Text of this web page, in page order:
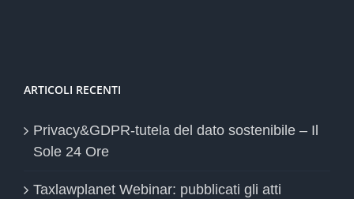
ARTICOLI RECENTI
Privacy&GDPR-tutela del dato sostenibile – Il
Sole 24 Ore
Taxlawplanet Webinar: pubblicati gli atti